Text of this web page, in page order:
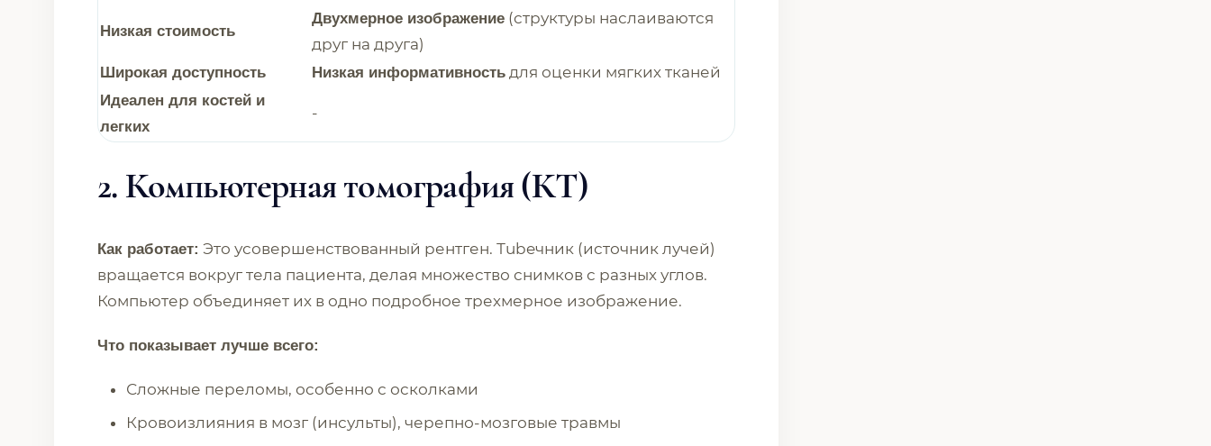
Низкая стоимость
Двухмерное изображение (структуры наслаиваются
друг на друга)
Широкая доступность Низкая информативность для оценки мягких тканей
Идеален для костей и
легких
-
2. Компьютерная томография (КТ)
Как работает: Это усовершенствованный рентген. Тubeчник (источник лучей)
вращается вокруг тела пациента, делая множество снимков с разных углов.
Компьютер объединяет их в одно подробное трехмерное изображение.
Что показывает лучше всего:
Сложные переломы, особенно с осколками
Кровоизлияния в мозг (инсульты), черепно-мозговые травмы